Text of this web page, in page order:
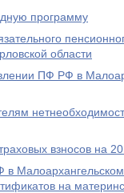
программу
области
ПФ РФ в
взносов на
на